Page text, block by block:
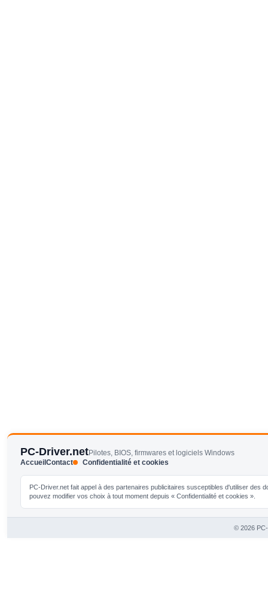
PC-Driver.netPilotes, BIOS, firmwares et logiciels Windows
AccueilContact Confidentialité et cookies
PC-Driver.net fait appel à des partenaires publicitaires susceptibles d'utiliser
pouvez modifier vos choix à tout moment depuis « Confidentialité et cookies ».
© 2026